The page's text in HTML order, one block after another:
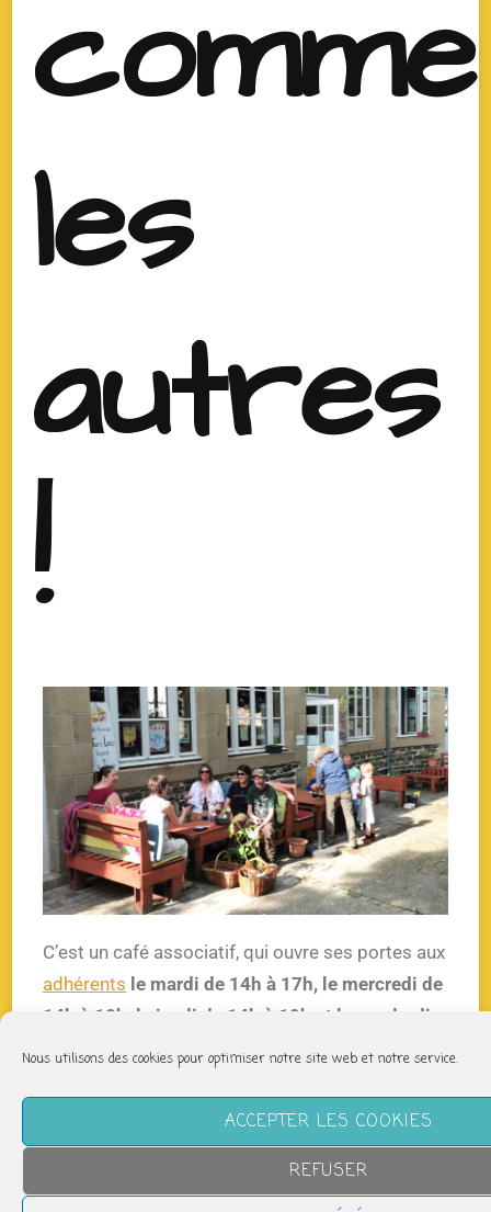
Nous utilisons des cookies pour optimiser notre site web et notre service.
ACCEPTER LES COOKIES
REFUSER
comme
les
autres
!
C’est un café associatif, qui ouvre ses portes aux
adhérents le mardi de 14h à 17h, le mercredi de
14h à 18h, le jeudi de 14h à 19h et le vendredi
de 14h à 17h.
C’est un lieu de convivialité et de rencontre, à la
disposition de ses adhérent.e.s : il vit des idées
et envies des personnes qui le fréquentent et
l’animent ! chacun.e peut s’y impliquer, y faire des